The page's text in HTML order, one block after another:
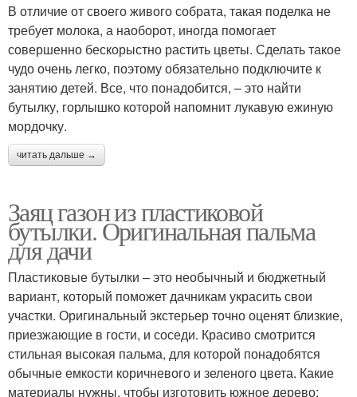
В отличие от своего живого собрата, такая поделка не
требует молока, а наоборот, иногда помогает
совершенно бескорыстно растить цветы. Сделать такое
чудо очень легко, поэтому обязательно подключите к
занятию детей. Все, что понадобится, – это найти
бутылку, горлышко которой напомнит лукавую ежиную
мордочку.
читать дальше →
Заяц газон из пластиковой
бутылки. Оригинальная пальма
для дачи
Пластиковые бутылки – это необычный и бюджетный
вариант, который поможет дачникам украсить свои
участки. Оригинальный экстерьер точно оценят близкие,
приезжающие в гости, и соседи. Красиво смотрится
стильная высокая пальма, для которой понадобятся
обычные емкости коричневого и зеленого цвета. Какие
материалы нужны, чтобы изготовить южное дерево: